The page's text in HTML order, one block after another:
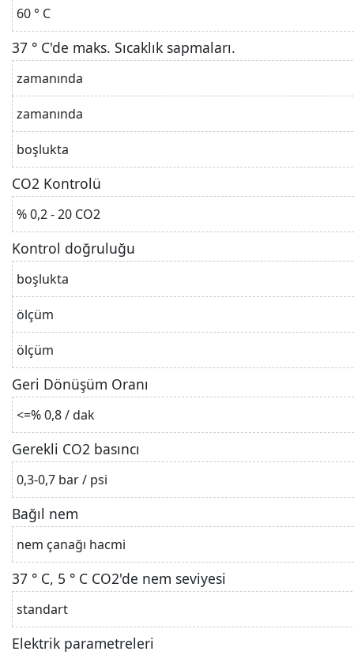
60 ° C
37 ° C'de maks. Sıcaklık sapmaları.
zamanında
zamanında
boşlukta
CO2 Kontrolü
% 0,2 - 20 CO2
Kontrol doğruluğu
boşlukta
ölçüm
ölçüm
Geri Dönüşüm Oranı
<=% 0,8 / dak
Gerekli CO2 basıncı
0,3-0,7 bar / psi
Bağıl nem
nem çanağı hacmi
37 ° C, 5 ° C CO2'de nem seviyesi
standart
Elektrik parametreleri